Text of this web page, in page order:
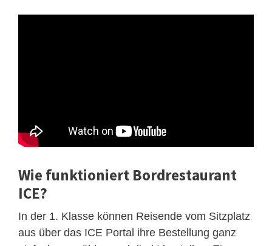
Wie funktioniert Bordrestaurant
ICE?
In der 1. Klasse können Reisende vom Sitzplatz
aus über das ICE Portal ihre Bestellung ganz